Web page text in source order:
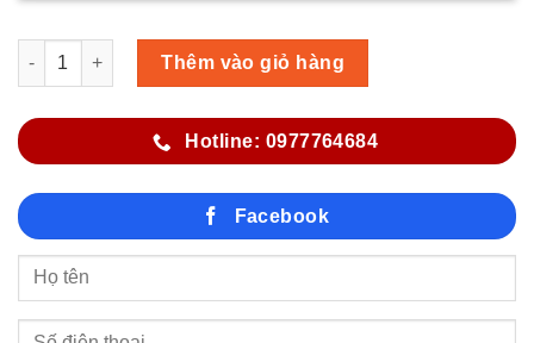
Số lượng
Thêm vào giỏ hàng
Hotline: 0977764684
Facebook